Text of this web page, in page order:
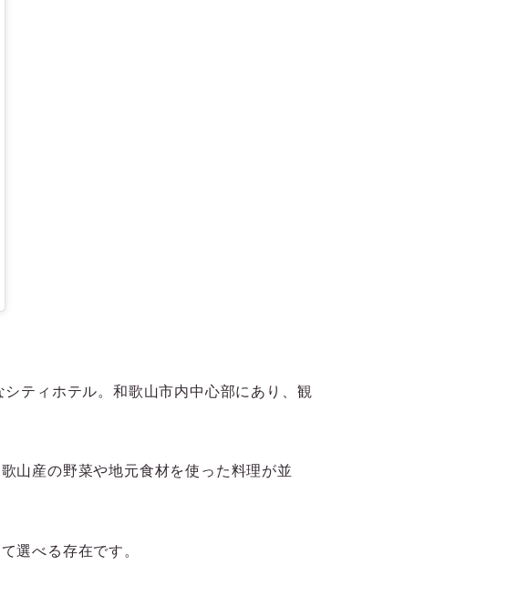
ティホテル。和歌山市内中心部にあり、観
山産の野菜や地元食材を使った料理が並
選べる存在です。